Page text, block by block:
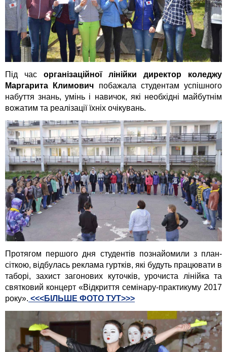
Під час організаційної лінійки директор коледжу
Маргарита Климович побажала студентам успішного
набуття знань, умінь і навичок, які необхідні майбутнім
вожатим та реалізації їхніх очікувань.
Протягом першого дня студентів познайомили з план-
сіткою, відбулась реклама гуртків, які будуть працювати в
таборі, захист загонових куточків, урочиста лінійка та
святковий концерт «Відкриття семінару-практикуму 2017
року». <<<БІЛЬШЕ ФОТО ТУТ>>>